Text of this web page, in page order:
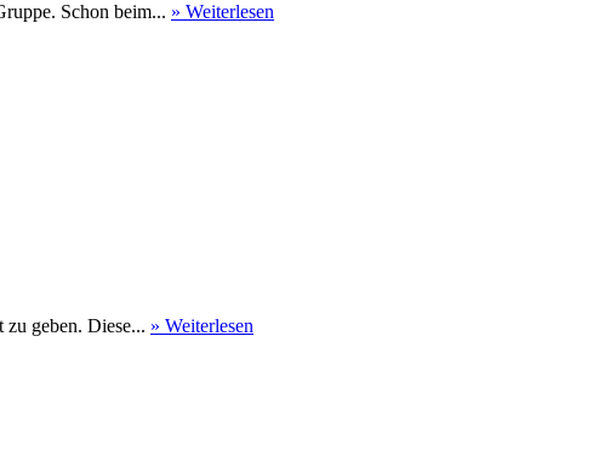
Schon beim... » Weiterlesen
geben. Diese... » Weiterlesen